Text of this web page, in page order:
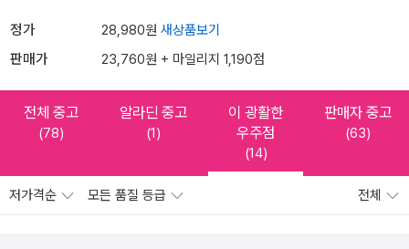
정가 28,980원 새상품보기
판매가 23,760원 + 마일리지 1,190점
전체 중고
(78)
알라딘 중고
(1)
이 광활한
우주점
(14)
판매자 중고
(63)
저가격순 모든 품질 등급 전체